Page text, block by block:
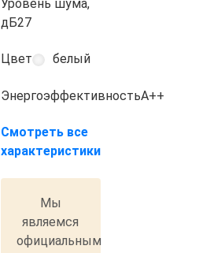
Уровень шума,
дБ27
Цвет белый
ЭнергоэффективностьA++
Смотреть все
характеристики
Мы
являемся
официальным